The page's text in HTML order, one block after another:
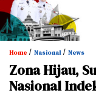
Home / Nasional / News
Zona Hijau,
Nasional